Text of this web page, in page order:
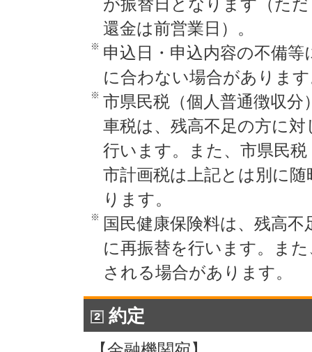
が振替日となります（た
還金は前営業日）。
※ 申込日・申込内容の不備
に合わない場合がありま
※ 市県民税（個人普通徴収分
車税は、残高不足の方に
行います。また、市県民
市計画税は上記とは別に
ります。
※
国民健康保険料は、残高
に再振替を行います。ま
される場合があります。
約定